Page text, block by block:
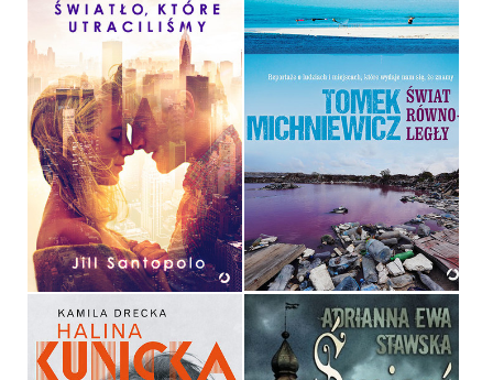
ŚWIATŁO, KTÓRE
UTRACILIŚMY
JILL SANTOPOLO
36,90 ZŁ
ŚWIAT RÓWNOLEGŁY
OPRAWA MIĘKKA
39,90 ZŁ